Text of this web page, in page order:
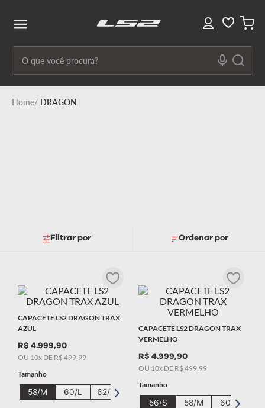
O que você procura?
DRAGON
Filtrar Ordenar por
CAPACETE LS2 DRAGON TRAX
AZUL
R$ 4.999,90
OU 10x DE R$499,99
Tamanho
58/M 60/L 62/XL
CAPACETE LS2 DRAGON TRAX
VERMELHO
R$ 4.999,90
OU 10x DE R$499,99
Tamanho
56/S 58/M 60/L
ff358
10º capacete masculino